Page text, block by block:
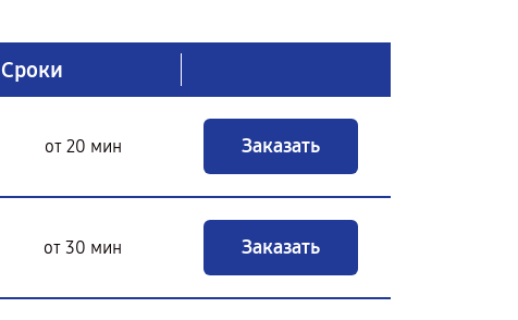
Сроки
от 20 мин Заказать
от 30 мин Заказать